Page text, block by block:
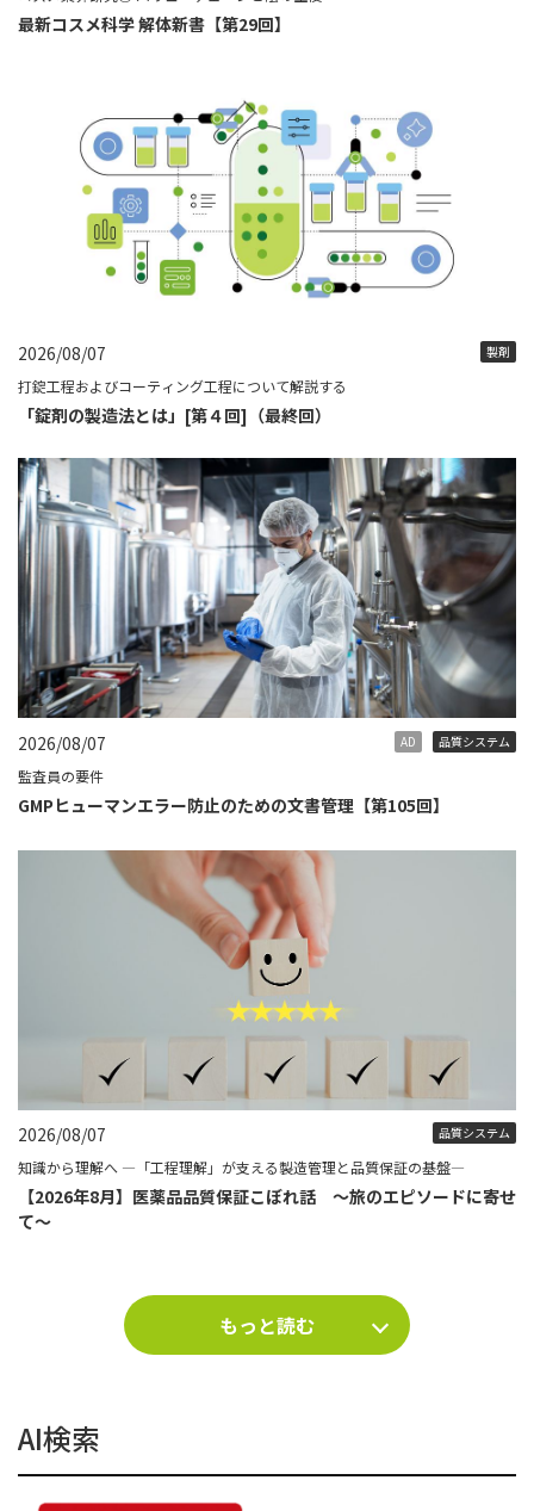
最新コスメ科学 解体新書【第29回】
2026/08/07 製剤
打錠工程およびコーティング工程について解説する
「錠剤の製造法とは」[第４回]（最終回）
2026/08/07 AD 品質システム
監査員の要件
GMPヒューマンエラー防止のための文書管理【第105回】
2026/08/07 品質システム
知識から理解へ ―「工程理解」が支える製造管理と品質保証の基盤―
【2026年8月】医薬品品質保証こぼれ話 ～旅のエピソードに寄せ
て～
もっと読む
AI検索